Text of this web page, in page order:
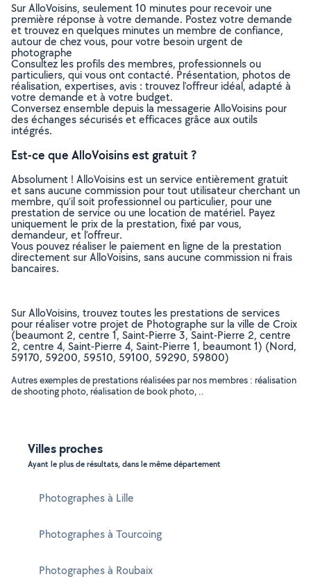
Sur AlloVoisins, seulement 10 minutes pour recevoir une
première réponse à votre demande. Postez votre demande
et trouvez en quelques minutes un membre de confiance,
autour de chez vous, pour votre besoin urgent de
photographe
Consultez les profils des membres, professionnels ou
particuliers, qui vous ont contacté. Présentation, photos de
réalisation, expertises, avis : trouvez l'offreur idéal, adapté à
votre demande et à votre budget.
Conversez ensemble depuis la messagerie AlloVoisins pour
des échanges sécurisés et efficaces grâce aux outils
intégrés.
Est-ce que AlloVoisins est gratuit ?
Absolument ! AlloVoisins est un service entièrement gratuit
et sans aucune commission pour tout utilisateur cherchant un
membre, qu’il soit professionnel ou particulier, pour une
prestation de service ou une location de matériel. Payez
uniquement le prix de la prestation, fixé par vous,
demandeur, et l’offreur.
Vous pouvez réaliser le paiement en ligne de la prestation
directement sur AlloVoisins, sans aucune commission ni frais
bancaires.
Sur AlloVoisins, trouvez toutes les prestations de services
pour réaliser votre projet de Photographe sur la ville de Croix
(beaumont 2, centre 1, Saint-Pierre 3, Saint-Pierre 2, centre
2, centre 4, Saint-Pierre 4, Saint-Pierre 1, beaumont 1) (Nord,
59170, 59200, 59510, 59100, 59290, 59800)
Autres exemples de prestations réalisées par nos membres : réalisation
de shooting photo, réalisation de book photo, ..
Villes proches
Ayant le plus de résultats, dans le même département
Photographes à Lille
Photographes à Tourcoing
Photographes à Roubaix